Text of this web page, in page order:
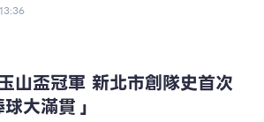
山盃冠軍 新北市創隊史首次
大滿貫」